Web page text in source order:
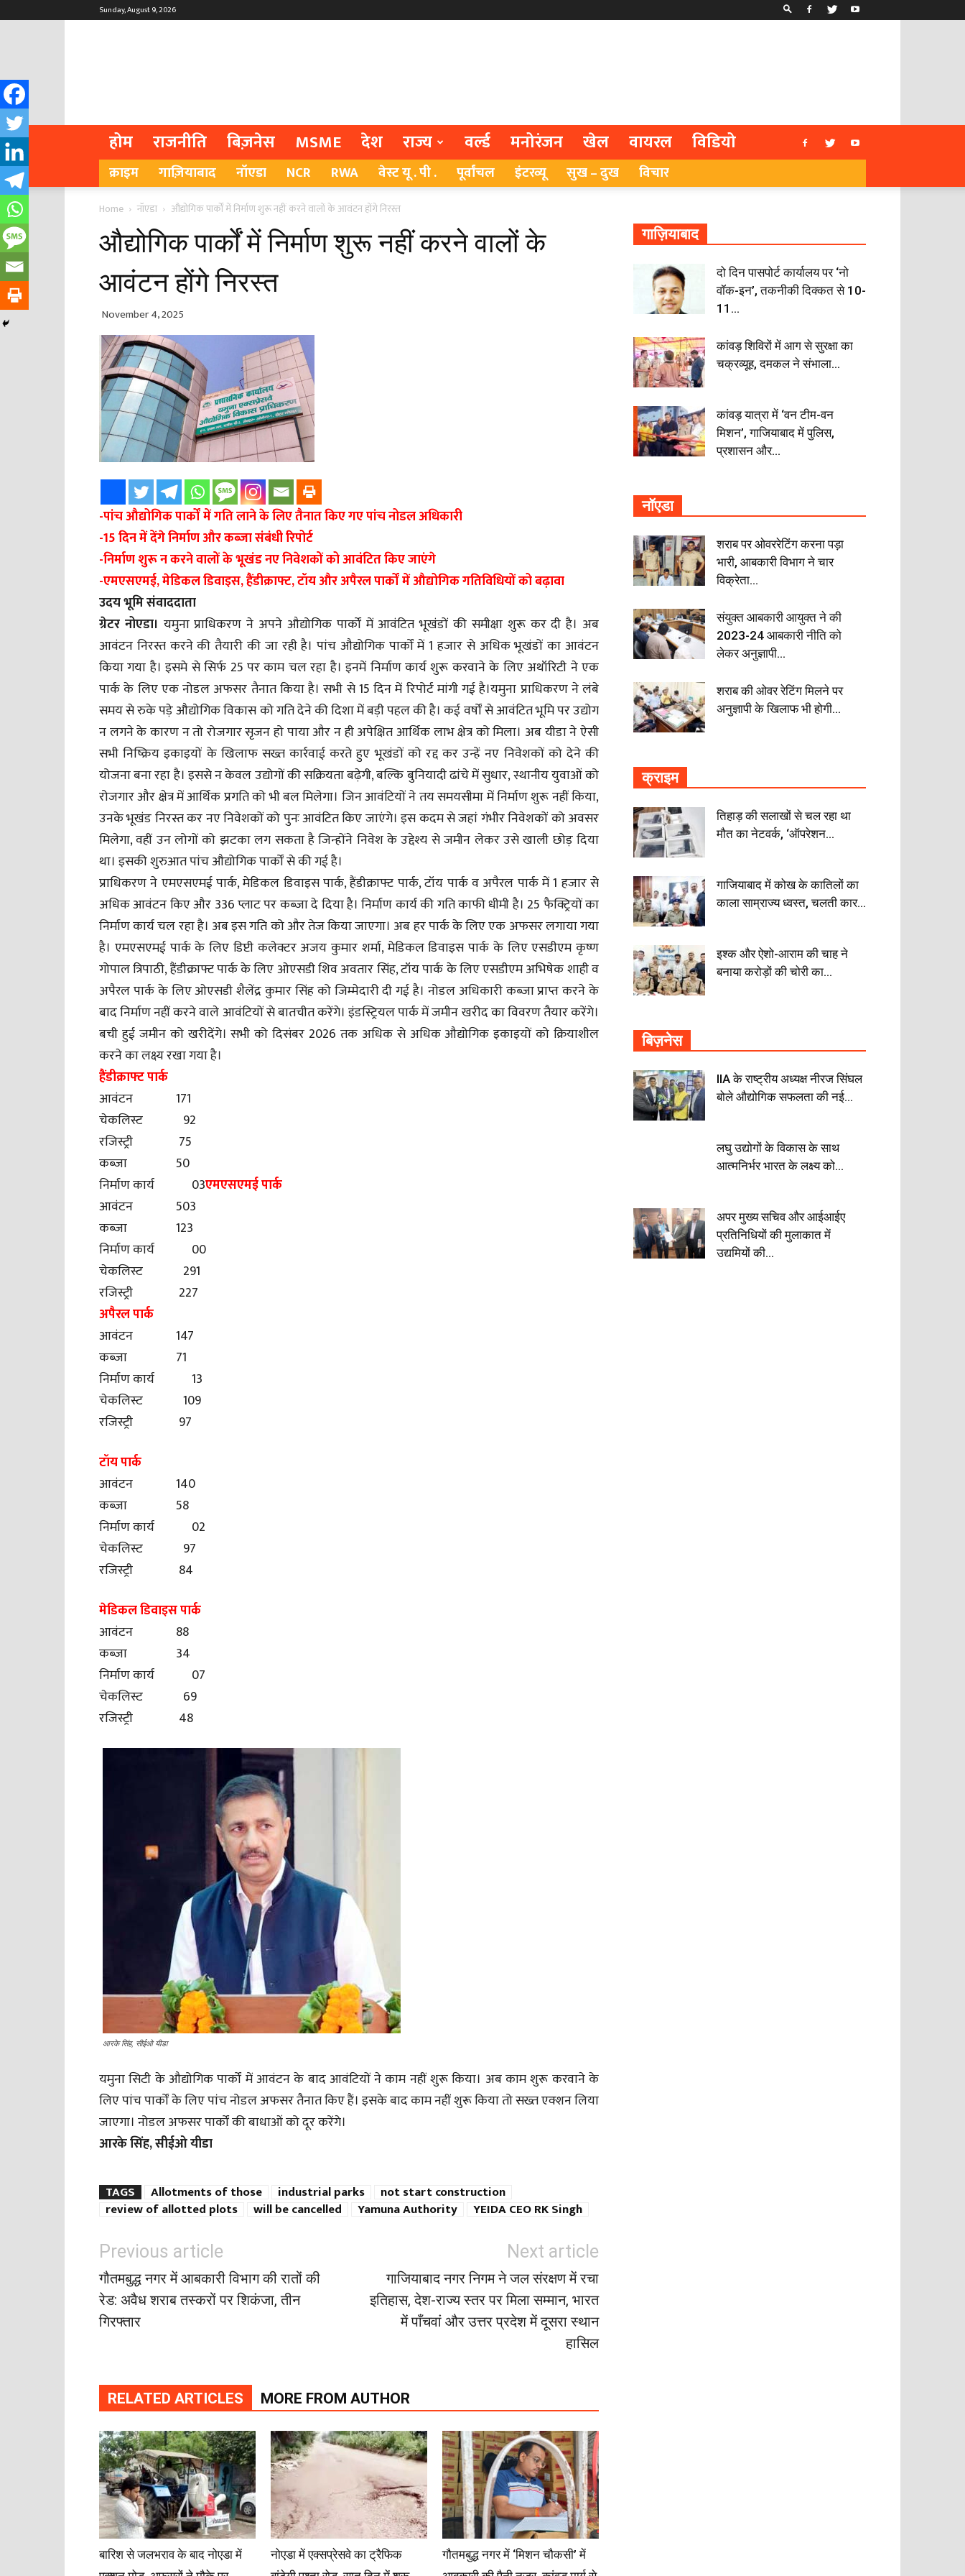
Sunday, August 9, 2026
होम राजनीति बिज़नेस MSME देश राज्य वर्ल्ड मनोरंजन खेल वायरल विडियो
क्राइम गाज़ियाबाद नॉएडा NCR RWA वेस्ट यू . पी . पूर्वांचल इंटरव्यू सुख – दुख विचार
Home नॉएडा औद्योगिक पार्कों में निर्माण शुरू नहीं करने वालों के आवंटन होंगे निरस्त
औद्योगिक पार्कों में निर्माण शुरू नहीं करने वालों के
आवंटन होंगे निरस्त
November 4, 2025
-पांच औद्योगिक पार्कों में गति लाने के लिए तैनात किए गए पांच नोडल अधिकारी
-15 दिन में देंगे निर्माण और कब्जा संबंधी रिपोर्ट
-निर्माण शुरू न करने वालों के भूखंड नए निवेशकों को आवंटित किए जाएंगे
-एमएसएमई, मेडिकल डिवाइस, हैंडीक्राफ्ट, टॉय और अपैरल पार्कों में औद्योगिक गतिविधियों को बढ़ावा
उदय भूमि संवाददाता
ग्रेटर नोएडा। यमुना प्राधिकरण ने अपने औद्योगिक पार्कों में आवंटित भूखंडों की समीक्षा शुरू कर दी है। अब
आवंटन निरस्त करने की तैयारी की जा रही है। पांच औद्योगिक पार्कों में 1 हजार से अधिक भूखंडों का आवंटन
किया गया है। इसमे से सिर्फ 25 पर काम चल रहा है। इनमें निर्माण कार्य शुरू करवाने के लिए अथॉरिटी ने एक
पार्क के लिए एक नोडल अफसर तैनात किया है। सभी से 15 दिन में रिपोर्ट मांगी गई है।यमुना प्राधिकरण ने लंबे
समय से रुके पड़े औद्योगिक विकास को गति देने की दिशा में बड़ी पहल की है। कई वर्षों से आवंटित भूमि पर उद्योग
न लगने के कारण न तो रोजगार सृजन हो पाया और न ही अपेक्षित आर्थिक लाभ क्षेत्र को मिला। अब यीडा ने ऐसी
सभी निष्क्रिय इकाइयों के खिलाफ सख्त कार्रवाई करते हुए भूखंडों को रद्द कर उन्हें नए निवेशकों को देने की
योजना बना रहा है। इससे न केवल उद्योगों की सक्रियता बढ़ेगी, बल्कि बुनियादी ढांचे में सुधार, स्थानीय युवाओं को
रोजगार और क्षेत्र में आर्थिक प्रगति को भी बल मिलेगा। जिन आवंटियों ने तय समयसीमा में निर्माण शुरू नहीं किया,
उनके भूखंड निरस्त कर नए निवेशकों को पुनः आवंटित किए जाएंगे। इस कदम से जहां गंभीर निवेशकों को अवसर
मिलेगा, वहीं उन लोगों को झटका लग सकता है जिन्होंने निवेश के उद्देश्य से जमीन लेकर उसे खाली छोड़ दिया
था। इसकी शुरुआत पांच औद्योगिक पार्कों से की गई है।
प्राधिकरण ने एमएसएमई पार्क, मेडिकल डिवाइस पार्क, हैंडीक्राफ्ट पार्क, टॉय पार्क व अपैरल पार्क में 1 हजार से
अधिक आवंटन किए और 336 प्लाट पर कब्जा दे दिया है। निर्माण कार्य की गति काफी धीमी है। 25 फैक्ट्रियों का
निर्माण कार्य चल रहा है। अब इस गति को और तेज किया जाएगा। अब हर पार्क के लिए एक अफसर लगाया गया
है। एमएसएमई पार्क के लिए डिप्टी कलेक्टर अजय कुमार शर्मा, मेडिकल डिवाइस पार्क के लिए एसडीएम कृष्ण
गोपाल त्रिपाठी, हैंडीक्राफ्ट पार्क के लिए ओएसडी शिव अवतार सिंह, टॉय पार्क के लिए एसडीएम अभिषेक शाही व
अपैरल पार्क के लिए ओएसडी शैलेंद्र कुमार सिंह को जिम्मेदारी दी गई है। नोडल अधिकारी कब्जा प्राप्त करने के
बाद निर्माण नहीं करने वाले आवंटियों से बातचीत करेंगे। इंडस्ट्रियल पार्क में जमीन खरीद का विवरण तैयार करेंगे।
बची हुई जमीन को खरीदेंगे। सभी को दिसंबर 2026 तक अधिक से अधिक औद्योगिक इकाइयों को क्रियाशील
करने का लक्ष्य रखा गया है।
हैंडीक्राफ्ट पार्क
आवंटन 171
चेकलिस्ट 92
रजिस्ट्री 75
कब्जा 50
निर्माण कार्य 03एमएसएमई पार्क
आवंटन 503
कब्जा 123
निर्माण कार्य 00
चेकलिस्ट 291
रजिस्ट्री 227
अपैरल पार्क
आवंटन 147
कब्जा 71
निर्माण कार्य 13
चेकलिस्ट 109
रजिस्ट्री 97
टॉय पार्क
आवंटन 140
कब्जा 58
निर्माण कार्य 02
चेकलिस्ट 97
रजिस्ट्री 84
मेडिकल डिवाइस पार्क
आवंटन 88
कब्जा 34
निर्माण कार्य 07
चेकलिस्ट 69
रजिस्ट्री 48
आरके सिंह, सीईओ यीडा
यमुना सिटी के औद्योगिक पार्कों में आवंटन के बाद आवंटियों ने काम नहीं शुरू किया। अब काम शुरू करवाने के
लिए पांच पार्कों के लिए पांच नोडल अफसर तैनात किए हैं। इसके बाद काम नहीं शुरू किया तो सख्त एक्शन लिया
जाएगा। नोडल अफसर पार्कों की बाधाओं को दूर करेंगे।
आरके सिंह, सीईओ यीडा
TAGS Allotments of those industrial parks
not start construction
review of allotted plots
will be cancelled Yamuna Authority YEIDA CEO RK Singh
Previous article
गौतमबुद्ध नगर में आबकारी विभाग की रातों की
रेड: अवैध शराब तस्करों पर शिकंजा, तीन
गिरफ्तार
Next article
गाजियाबाद नगर निगम ने जल संरक्षण में रचा
इतिहास, देश-राज्य स्तर पर मिला सम्मान, भारत
में पाँचवां और उत्तर प्रदेश में दूसरा स्थान
हासिल
RELATED ARTICLES MORE FROM AUTHOR
बारिश से जलभराव के बाद नोएडा में
नोएडा में एक्सप्रेसवे का ट्रैफिक
गौतमबुद्ध नगर में ‘मिशन चौकसी’ में
गाज़ियाबाद
दो दिन पासपोर्ट कार्यालय पर ‘नो
वॉक-इन’, तकनीकी दिक्कत से 10-
11...
कांवड़ शिविरों में आग से सुरक्षा का
चक्रव्यूह, दमकल ने संभाला...
कांवड़ यात्रा में ‘वन टीम-वन
मिशन’, गाजियाबाद में पुलिस,
प्रशासन और...
नॉएडा
शराब पर ओवररेटिंग करना पड़ा
भारी, आबकारी विभाग ने चार
विक्रेता...
संयुक्त आबकारी आयुक्त ने की
2023-24 आबकारी नीति को
लेकर अनुज्ञापी...
शराब की ओवर रेटिंग मिलने पर
अनुज्ञापी के खिलाफ भी होगी...
क्राइम
तिहाड़ की सलाखों से चल रहा था
मौत का नेटवर्क, ‘ऑपरेशन...
गाजियाबाद में कोख के कातिलों का
काला साम्राज्य ध्वस्त, चलती कार...
इश्क और ऐशो-आराम की चाह ने
बनाया करोड़ों की चोरी का...
बिज़नेस
IIA के राष्ट्रीय अध्यक्ष नीरज सिंघल
बोले औद्योगिक सफलता की नई...
लघु उद्योगों के विकास के साथ
आत्मनिर्भर भारत के लक्ष्य को...
अपर मुख्य सचिव और आईआईए
प्रतिनिधियों की मुलाकात में
उद्यमियों की...